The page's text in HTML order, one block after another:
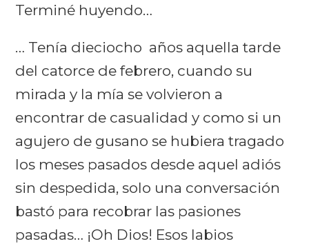
Terminé huyendo…
… Tenía dieciocho años aquella tarde
del catorce de febrero, cuando su
mirada y la mía se volvieron a
encontrar de casualidad y como si un
agujero de gusano se hubiera tragado
los meses pasados desde aquel adiós
sin despedida, solo una conversación
bastó para recobrar las pasiones
pasadas… ¡Oh Dios! Esos labios